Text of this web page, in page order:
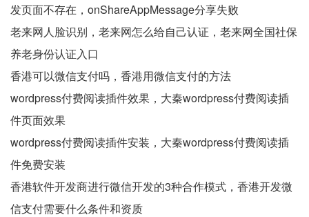
发页面不存在，onShareAppMessage分享失败
老来网人脸识别，老来网怎么给自己认证，老来网全国社保
养老身份认证入口
香港可以微信支付吗，香港用微信支付的方法
wordpress付费阅读插件效果，大秦wordpress付费阅读插
件页面效果
wordpress付费阅读插件安装，大秦wordpress付费阅读插
件免费安装
香港软件开发商进行微信开发的3种合作模式，香港开发微
信支付需要什么条件和资质